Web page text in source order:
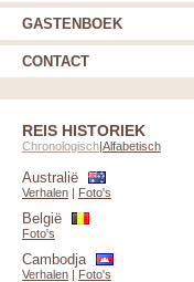
GASTENBOEK
CONTACT
REIS HISTORIEK
Chronologisch|Alfabetisch
Australië
Verhalen | Foto's
België
Foto's
Cambodja
Verhalen | Foto's